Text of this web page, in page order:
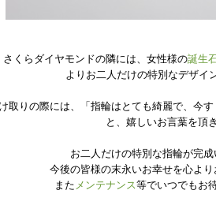
さくらダイヤモンドの隣には、女性様の誕生
よりお二人だけの特別なデザイ
取りの際には、「指輪はとても綺麗で、今す
と、嬉しいお言葉を頂
お二人だけの特別な指輪が完成
今後の皆様の末永いお幸せを心より
また メンテナンス等でいつでもお